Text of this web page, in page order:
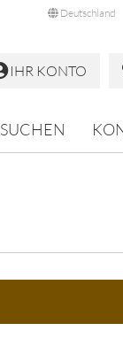
Deutschland
IHR KONTO
SUCHEN